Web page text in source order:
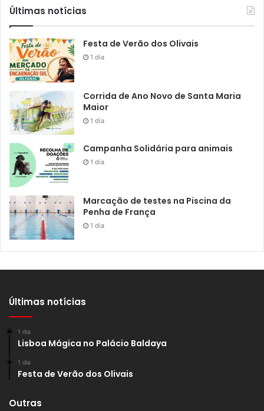
Últimas notícias
Festa de Verão dos Olivais
1 dia
Corrida de Ano Novo de Santa Maria
Maior
1 dia
Campanha Solidária para animais
1 dia
Marcação de testes na Piscina da
Penha de França
1 dia
Últimas notícias
1 dia
Lisboa Mágica no Palácio Baldaya
1 dia
Festa de Verão dos Olivais
Outras